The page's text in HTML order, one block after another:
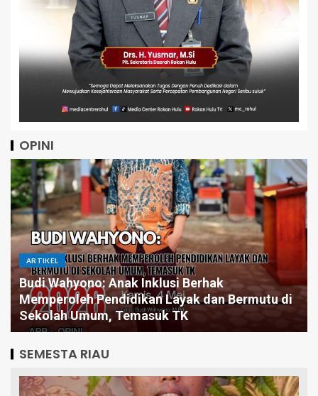
OPINI
ARTIKEL
Budi Wahyono: Anak Inklusi Berhak
Memperoleh Pendidikan Layak dan Bermutu di
Sekolah Umum, Temasuk TK
SEMESTA RIAU